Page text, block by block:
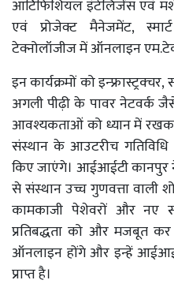
आर्टिफिशियल इंटेलिजेंस एवं
एवं प्रोजेक्ट मैनेजमेंट,
टेक्नोलॉजीज में ऑनलाइन
इन कार्यक्रमों को
अगली पीढ़ी के पावर नेटवर्क
आवश्यकताओं को ध्यान में रखकर
संस्थान के आउटरीच
किए जाएंगे। आईआईटी कानपुर
से संस्थान उच्च गुणवत्ता वाली
कामकाजी पेशेवरों और नए
प्रतिबद्धता को और मजबूत कर
ऑनलाइन होंगे और इन्हें
प्राप्त है।